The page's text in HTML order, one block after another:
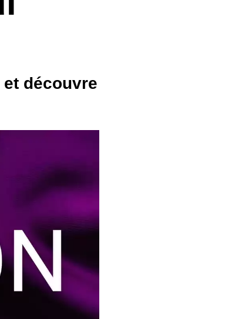
découvre